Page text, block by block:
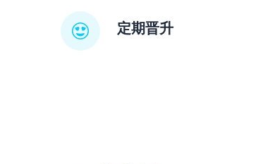
定期晋升